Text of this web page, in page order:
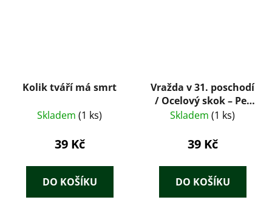
Kolik tváří má smrt
Skladem (1 ks)
39 Kč
DO KOŠÍKU
Vražda v 31. poschodí
/ Ocelový skok – Per
Wahlöö
Skladem (1 ks)
39 Kč
DO KOŠÍKU